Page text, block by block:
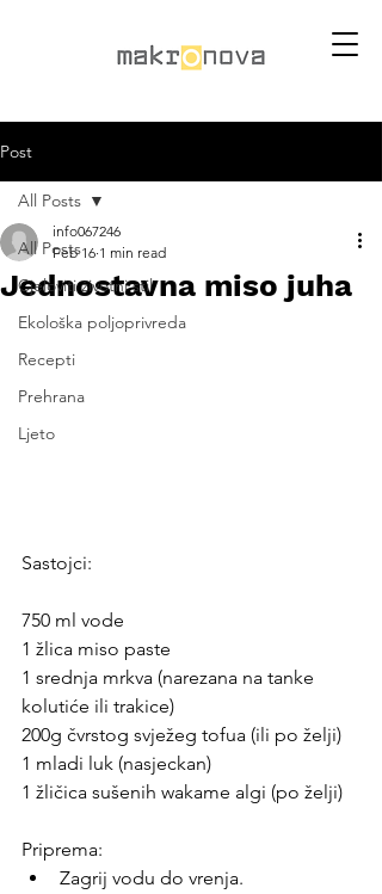
Post
All Posts
Cjeloviti životni stil
Ekološka poljoprivreda
Recepti
Prehrana
Ljeto
All Posts
Jednostavna miso juha
info067246
Feb 16 1 min read
Sastojci:
750 ml vode
1 žlica miso paste
1 srednja mrkva (narezana na tanke
kolutiće ili trakice)
200g čvrstog svježeg tofua (ili po želji)
1 mladi luk (nasjeckan)
1 žličica sušenih wakame algi (po želji)
Priprema:
Zagrij vodu do vrenja.